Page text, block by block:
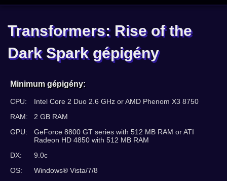
Transformers: Rise of the
Dark Spark gépigény
Minimum gépigény:
CPU:
Intel Core 2 Duo 2.6 GHz or AMD Phenom X3 8750
RAM:
2 GB RAM
GPU:
GeForce 8800 GT series with 512 MB RAM or ATI
Radeon HD 4850 with 512 MB RAM
DX:
9.0c
OS:
Windows® Vista/7/8